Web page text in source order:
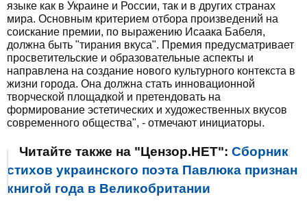
языке как в Украине и России, так и в других странах
мира. Основным критерием отбора произведений на
соискание премии, по выражению Исаака Бабеля,
должна быть "тирания вкуса". Премия предусматривает
просветительские и образовательные аспекты и
направлена на создание нового культурного контекста в
жизни города. Она должна стать инновационной
творческой площадкой и претендовать на
формирование эстетических и художественных вкусов
современного общества", - отмечают инициаторы.
Читайте также на "Цензор.НЕТ": Сборник
стихов украинского поэта Павлюка признан
книгой года в Великобритании